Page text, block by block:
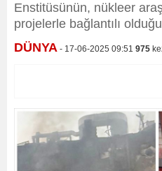
Enstitüsünün, nükleer
projelerle bağlantılı
DÜNYA - 17-06-2025 09:51 975